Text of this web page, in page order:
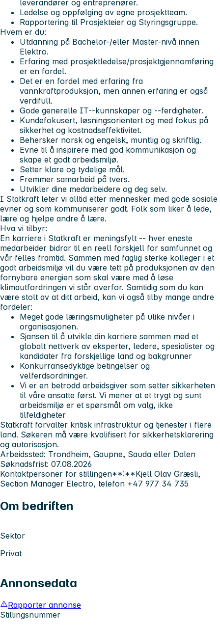
leverandører og entreprenører.
Ledelse og oppfølging av egne prosjektteam.
Rapportering til Prosjekteier og Styringsgruppe.
Hvem er du:
Utdanning på Bachelor-/eller Master-nivå innen
Elektro.
Erfaring med prosjektledelse/prosjektgjennomføring
er en fordel.
Det er en fordel med erfaring fra
vannkraftproduksjon, men annen erfaring er også
verdifull.
Gode generelle IT--kunnskaper og --ferdigheter.
Kundefokusert, løsningsorientert og med fokus på
sikkerhet og kostnadseffektivitet.
Behersker norsk og engelsk, muntlig og skriftlig.
Evne til å inspirere med god kommunikasjon og
skape et godt arbeidsmiljø.
Setter klare og tydelige mål.
Fremmer samarbeid på tvers.
Utvikler dine medarbeidere og deg selv.
I Statkraft leter vi alltid etter mennesker med gode sosiale
evner og som kommuniserer godt. Folk som liker å lede,
lære og hjelpe andre å lære.
Hva vi tilbyr:
En karriere i Statkraft er meningsfylt -- hver eneste
medarbeider bidrar til en reell forskjell for samfunnet og
vår felles framtid. Sammen med faglig sterke kolleger i et
godt arbeidsmiljø vil du være tett på produksjonen av den
fornybare energien som skal være med å løse
klimautfordringen vi står overfor. Samtidig som du kan
være stolt av at ditt arbeid, kan vi også tilby mange andre
fordeler:
Meget gode læringsmuligheter på ulike nivåer i
organisasjonen.
Sjansen til å utvikle din karriere sammen med et
globalt nettverk av eksperter, ledere, spesialister og
kandidater fra forskjellige land og bakgrunner
Konkurransedyktige betingelser og
velferdsordninger.
Vi er en betrodd arbeidsgiver som setter sikkerheten
til våre ansatte først. Vi mener at et trygt og sunt
arbeidsmiljø er et spørsmål om valg, ikke
tilfeldigheter
Statkraft forvalter kritisk infrastruktur og tjenester i flere
land. Søkeren må være kvalifisert for sikkerhetsklarering
og autorisasjon.
Arbeidssted: Trondheim, Gaupne, Sauda eller Dalen
Søknadsfrist: 07.08.2026
Kontaktpersoner for stillingen**:**Kjell Olav Græsli,
Section Manager Electro, telefon +47 977 34 735
Om bedriften
Sektor
Privat
Annonsedata
Rapporter annonse
Stillingsnummer